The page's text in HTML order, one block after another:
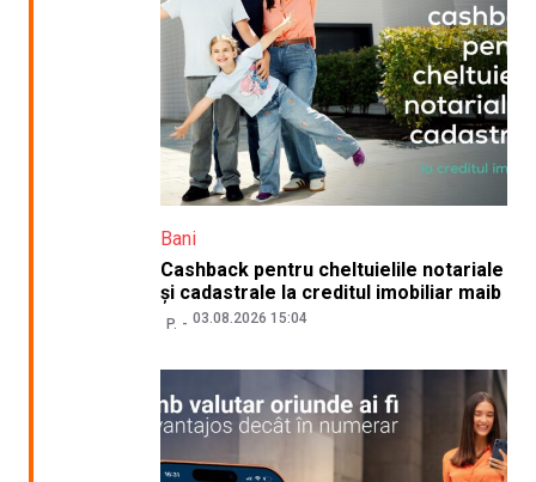
Bani
Cashback pentru cheltuielile notariale
și cadastrale la creditul imobiliar maib
P. 03.08.2026 15:04